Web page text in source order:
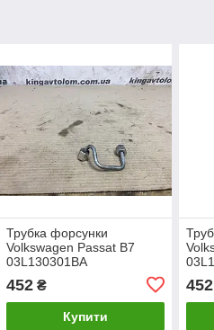
Трубка форсунки
Volkswagen Passat B7
03L130301BA
452₴
Купити
452